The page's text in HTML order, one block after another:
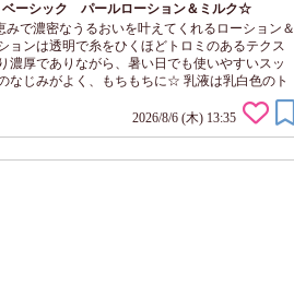
ベーシック パールローション＆ミルク☆
みで濃密なうるおいを叶えてくれるローション＆
ョンは透明で糸をひくほどトロミのあるテクス
濃厚でありながら、暑い日でも使いやすいスッ
なじみがよく、もちもちに☆ 乳液は乳白色のト
スチャ。 穴から振り出すタイプで量を多く出し
。 べたつかず、軽い使い心地なのに・・ふんわ
仕上がり！ 使用量で好みのうるおい感に調節で
2026/8/6 (木) 13:35